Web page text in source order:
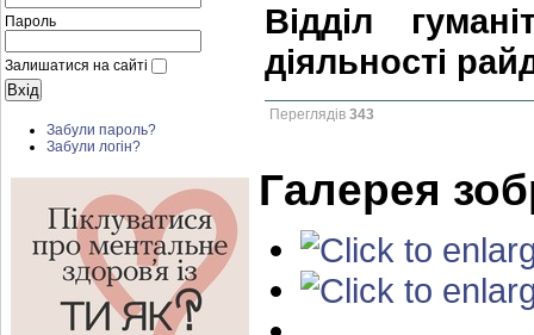
Пароль
Залишатися на сайті
Забули пароль?
Забули логін?
Відділ
діяльності
Переглядів 343
Галерея